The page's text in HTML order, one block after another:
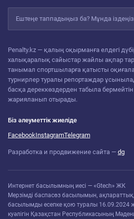
Penalty.kz — қалың оқырманға елдегі
халықаралық сайыстар жайлы ақпар
танымал спортшыларға қатысты
турнирлер туралы репортаждар
басқа дереккөздерден табыла
жарияланып отырады.
Біз әлеуметтік жиеліде
FacebookInstagramTelegram
Разработка и продвижение сайта — dg
Интернет басылымның иесі — «Gtech» ЖК
Мерзімді баспасөз басылымын, ақпараттық
басылымды есепке қою туралы 16.09.2024
куәлігін Қазақстан Республикасының